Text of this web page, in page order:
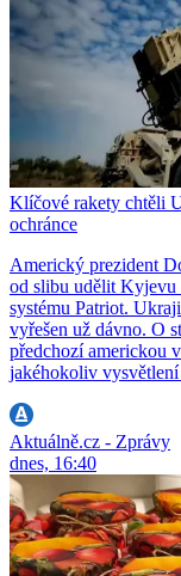
Klíčové rakety chtěli
ochránce
Americký prezident
od slibu udělit Kyjevu
systému Patriot.
vyřešen už dávno. O
předchozí americkou
jakéhokoliv vysvětlení
Aktuálně.cz - Zprávy
dnes, 16:40